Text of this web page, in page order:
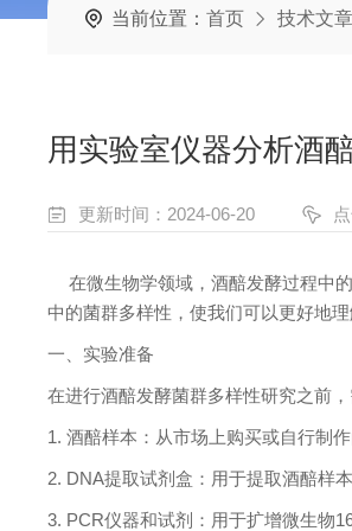
当前位置：首页 技术文章
用实验室仪器分析酒
更新时间：2024-06-20
在微生物学领域，酒醅发酵过程中
中的菌群多样性，使我们可以更好地
一、实验准备
在进行酒醅发酵菌群多样性研究之前
1.酒醅样本：从市场上购买或自行制作
2. DNA提取试剂盒：用于提取酒醅样
3. PCR仪器和试剂：用于扩增微生物